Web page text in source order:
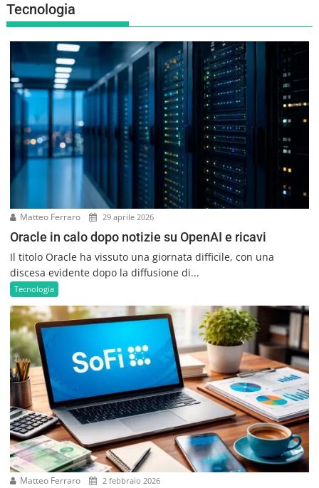
g
a
z
o
n
a
c
l
Tecnologia
Matteo Ferraro 29 aprile 2026
Oracle in calo dopo notizie su OpenAI e ricavi
Il titolo Oracle ha vissuto una giornata difficile, con una
discesa evidente dopo la diffusione di...
Tecnologia
Matteo Ferraro 2 febbraio 2026